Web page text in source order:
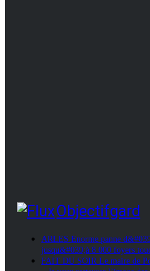
Objectifgard
ARLES Enorme panne
jusqu&#039;à 8 000 foyers
FAIT DU SOIR Le maire de